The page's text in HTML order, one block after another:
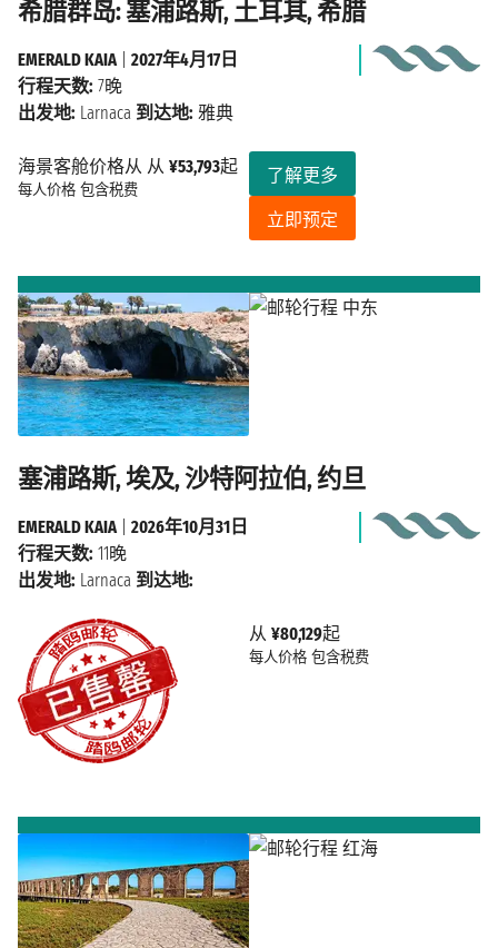
希腊群岛: 塞浦路斯, 土耳其, 希腊
海景客舱价格从 从 ¥53,793起
每人价格 包含税费
了解更多
立即预定
EMERALD KAIA
2027年4月17日
行程天数: 7晚
出发地: Larnaca 到达地: 雅典
塞浦路斯, 埃及, 沙特阿拉伯, 约旦
从 ¥80,129起
每人价格 包含税费
EMERALD KAIA| 2026年10月31日
行程天数: 11晚
出发地: Larnaca 到达地: